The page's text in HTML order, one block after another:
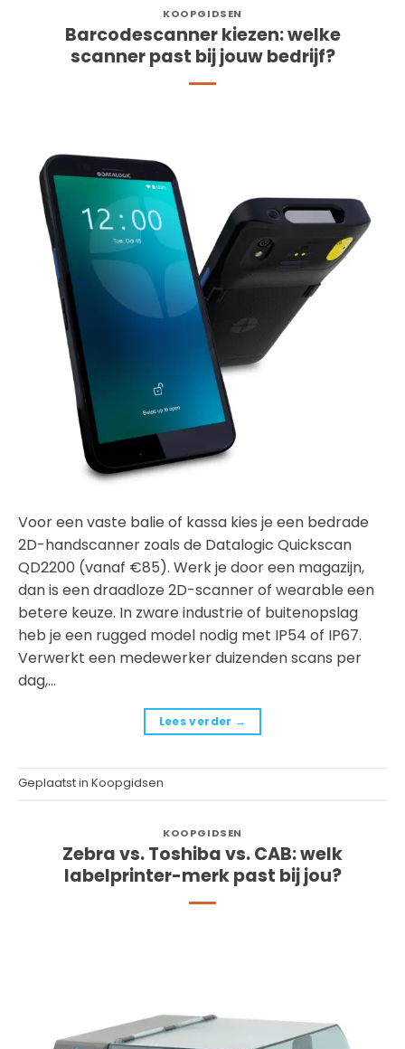
KOOPGIDSEN
Barcodescanner kiezen: welke
scanner past bij jouw bedrijf?
Voor een vaste balie of kassa kies je een bedrade
2D-handscanner zoals de Datalogic Quickscan
QD2200 (vanaf €85). Werk je door een magazijn,
dan is een draadloze 2D-scanner of wearable een
betere keuze. In zware industrie of buitenopslag
heb je een rugged model nodig met IP54 of IP67.
Verwerkt een medewerker duizenden scans per
dag,…
Lees verder →
Geplaatst in Koopgidsen
KOOPGIDSEN
Zebra vs. Toshiba vs. CAB: welk
labelprinter-merk past bij jou?